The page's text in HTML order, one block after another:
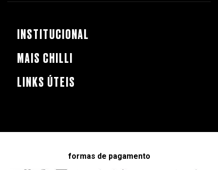
INSTITUCIONAL
MAIS CHILLI
LINKS ÚTEIS
formas de pagamento